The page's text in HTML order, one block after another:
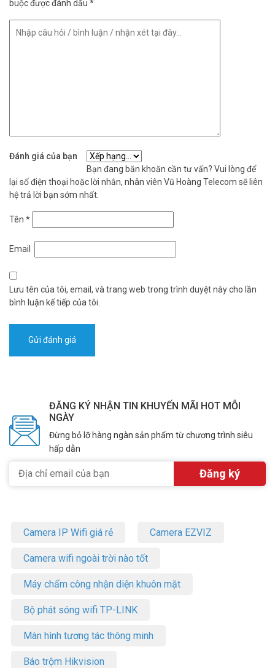
buộc được đánh dấu *
Đánh giá của bạn
Bạn đang băn khoăn cần tư vấn? Vui lòng để
lại số điện thoại hoặc lời nhắn, nhân viên Vũ Hoàng Telecom sẽ liên
hệ trả lời bạn sớm nhất.
Tên *
Email
Lưu tên của tôi, email, và trang web trong trình duyệt này cho lần
bình luận kế tiếp của tôi.
ĐĂNG KÝ NHẬN TIN KHUYẾN MÃI HOT MỖI
NGÀY
Đừng bỏ lỡ hàng ngàn sản phẩm từ chương trình siêu
hấp dẫn
Camera IP Wifi giá rẻ Camera EZVIZ
Camera wifi ngoài trời nào tốt
Máy chấm công nhận diện khuôn mặt
Bộ phát sóng wifi TP-LINK
Màn hình tương tác thông minh
Báo trộm Hikvision